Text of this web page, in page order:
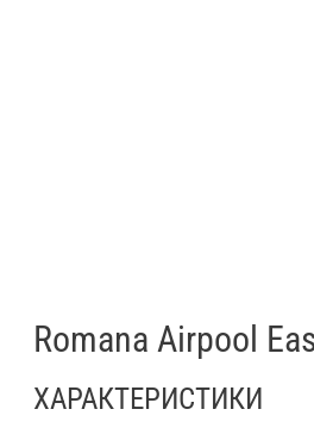
Romana Airpool
ХАРАКТЕРИСТИКИ